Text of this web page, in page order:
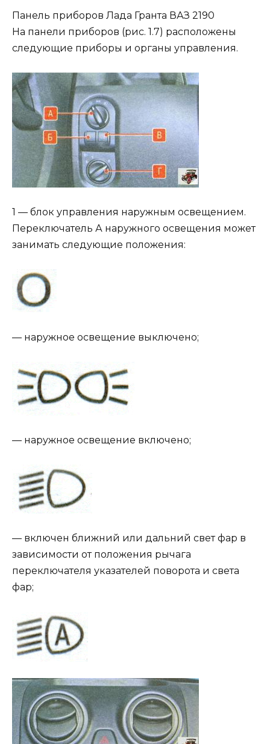
Панель приборов Лада Гранта ВАЗ 2190
На панели приборов (рис. 1.7) расположены
следующие приборы и органы управления.
1 — блок управления наружным освещением.
Переключатель А наружного освещения может
занимать следующие положения:
— наружное освещение выключено;
— наружное освещение включено;
— включен ближний или дальний свет фар в
зависимости от положения рычага
переключателя указателей поворота и света
фар;